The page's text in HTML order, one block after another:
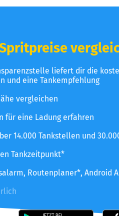
liefert dir die
und eine Tankempfehlung
vergleichen
für eine Ladung erfahren
14.000 Tankstellen und
Tankzeitpunkt*
Routenplaner*, Android